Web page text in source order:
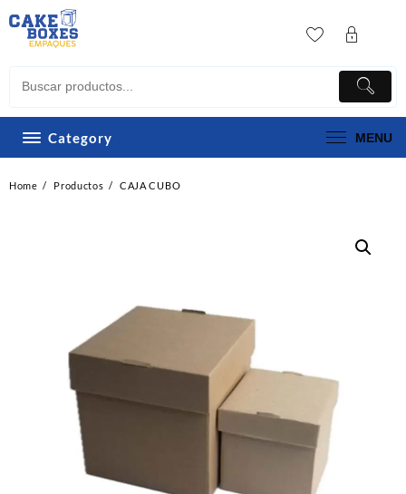
to
content
Category MENU
Home Productos CAJA CUBO